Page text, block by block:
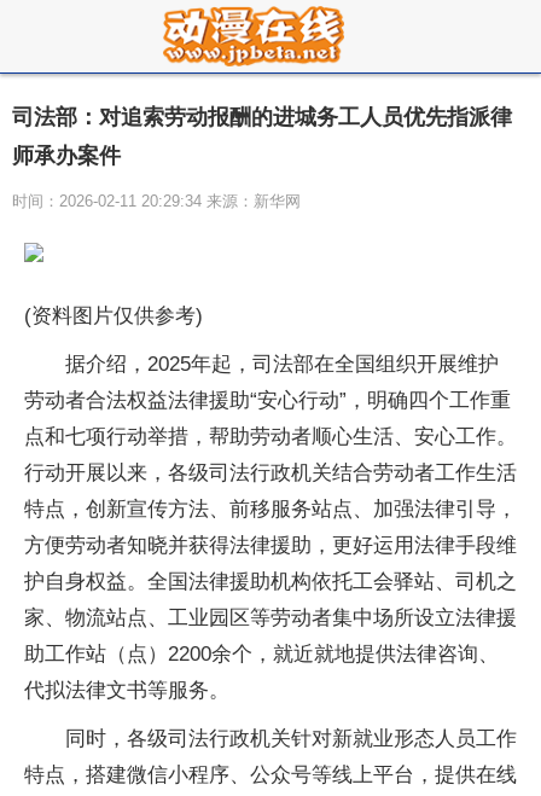
司法部：对追索劳动报酬的进城务工人员优先指派律
师承办案件
时间：2026-02-11 20:29:34 来源：新华网
(资料图片仅供参考)
据介绍，2025年起，司法部在全国组织开展维护
劳动者合法权益法律援助“安心行动”，明确四个工作重
点和七项行动举措，帮助劳动者顺心生活、安心工作。
行动开展以来，各级司法行政机关结合劳动者工作生活
特点，创新宣传方法、前移服务站点、加强法律引导，
方便劳动者知晓并获得法律援助，更好运用法律手段维
护自身权益。全国法律援助机构依托工会驿站、司机之
家、物流站点、工业园区等劳动者集中场所设立法律援
助工作站（点）2200余个，就近就地提供法律咨询、
代拟法律文书等服务。
同时，各级司法行政机关针对新就业形态人员工作
特点，搭建微信小程序、公众号等线上平台，提供在线